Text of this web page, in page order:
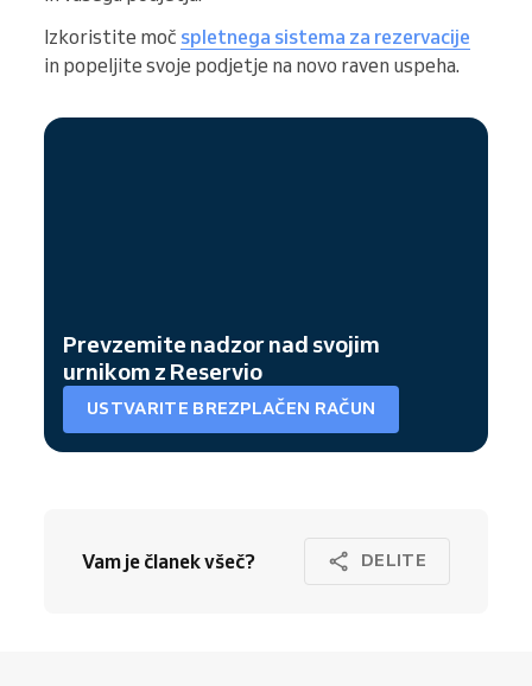
Izkoristite moč spletnega sistema za rezervacije
in popeljite svoje podjetje na novo raven uspeha.
Prevzemite nadzor nad svojim
urnikom z Reservio
USTVARITE BREZPLAČEN RAČUN
Vam je članek všeč? DELITE